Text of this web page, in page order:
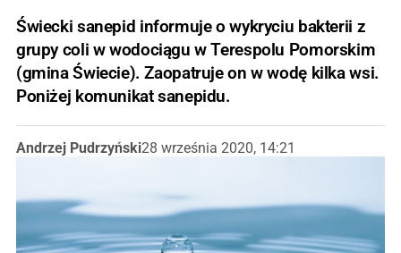
Świecki sanepid informuje o wykryciu bakterii z
grupy coli w wodociągu w Terespolu Pomorskim
(gmina Świecie). Zaopatruje on w wodę kilka wsi.
Poniżej komunikat sanepidu.
Andrzej Pudrzyński28 września 2020, 14:21